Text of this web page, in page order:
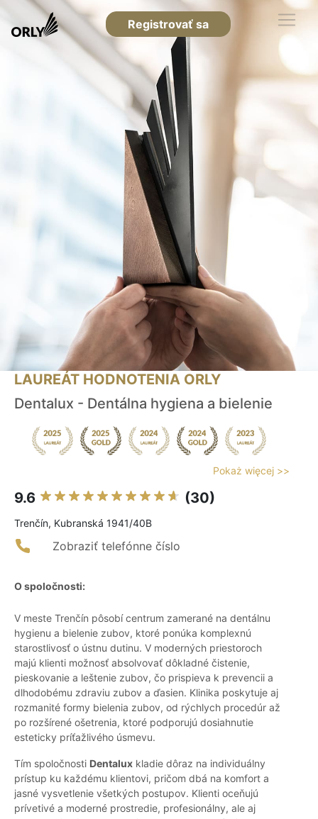
Registrovať sa
LAUREÁT HODNOTENIA ORLY
Dentalux - Dentálna hygiena a bielenie
Pokaż więcej >>
9.6 (30)
Trenčín, Kubranská 1941/40B
Zobraziť telefónne číslo
O spoločnosti:
V meste Trenčín pôsobí centrum zamerané na dentálnu
hygienu a bielenie zubov, ktoré ponúka komplexnú
starostlivosť o ústnu dutinu. V moderných priestoroch
majú klienti možnosť absolvovať dôkladné čistenie,
pieskovanie a leštenie zubov, čo prispieva k prevencii a
dlhodobému zdraviu zubov a ďasien. Klinika poskytuje aj
rozmanité formy bielenia zubov, od rýchlych procedúr až
po rozšírené ošetrenia, ktoré podporujú dosiahnutie
esteticky príťažlivého úsmevu.
Tím spoločnosti Dentalux kladie dôraz na individuálny
prístup ku každému klientovi, pričom dbá na komfort a
jasné vysvetlenie všetkých postupov. Klienti oceňujú
prívetivé a moderné prostredie, profesionálny, ale aj